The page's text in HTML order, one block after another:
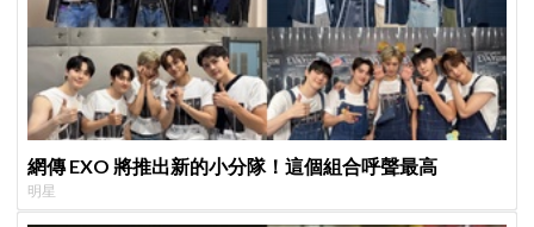
網傳 EXO 將推出新的小分隊！這個組合呼聲最高
明星